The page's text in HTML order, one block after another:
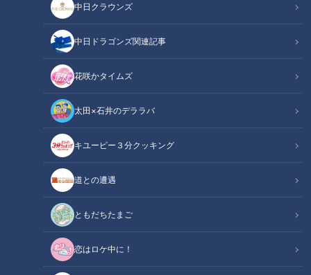
中日クラウンズ
中日ドラゴンズ関連記事
花咲かタイムズ
太田×石井のデララバ
キユーピー３分クッキング
道との遭遇
ともだちたまご
恋はロケ中に！
CBCテレビ：画像『デララバ』
この記事の画像（全2枚）